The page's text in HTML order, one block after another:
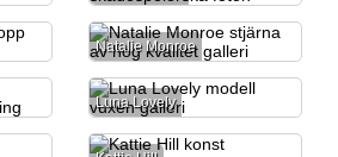
Natalie Monroe
Luna Lovely